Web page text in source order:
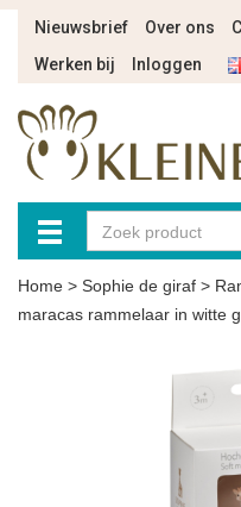
Nieuwsbrief Over ons
Werken bij
Inloggen
Home > Sophie de giraf >
maracas rammelaar in witte